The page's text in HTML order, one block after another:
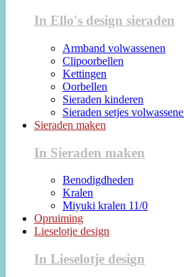
In Ello's design sieraden
Armband volwassenen
Clipoorbellen
Kettingen
Oorbellen
Sieraden kinderen
Sieraden setjes
Sieraden maken
In Sieraden maken
Benodigdheden
Kralen
Miyuki kralen 11/0
Opruiming
Lieselotje design
In Lieselotje design